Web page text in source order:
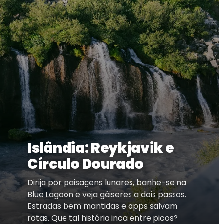
Islândia: Reykjavik e
Círculo Dourado
Dirija por paisagens lunares, banhe-se na
Blue Lagoon e veja gêiseres a dois passos.
Estradas bem mantidas e apps salvam
rotas. Que tal história inca entre picos?